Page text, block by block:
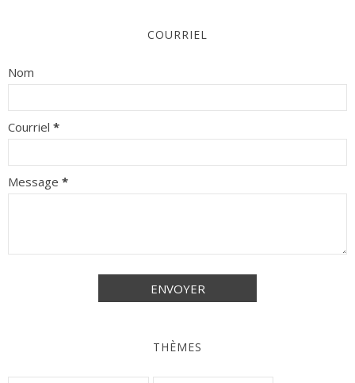
COURRIEL
Nom
Courriel *
Message *
THÈMES